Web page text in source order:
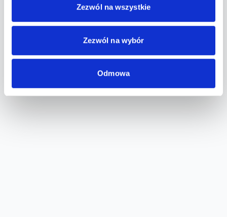
Zezwól na wszystkie
Zezwól na wybór
Odmowa